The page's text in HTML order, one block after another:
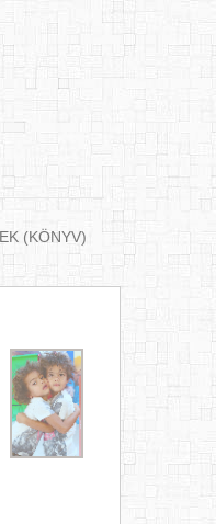
(KÖNYV)